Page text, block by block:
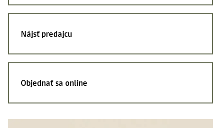
Nájsť predajcu
Objednať sa online